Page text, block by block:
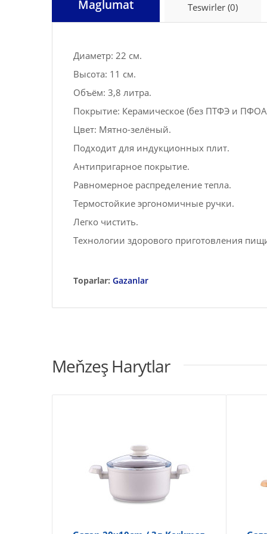
Maglumat Teswirler (0)
Диаметр: 22 см.
Высота: 11 см.
Объём: 3,8 литра.
Покрытие: Керамическое (без ПТФЭ и
Цвет: Мятно-зелёный.
Подходит для индукционных плит.
Антипригарное покрытие.
Равномерное распределение тепла.
Термостойкие эргономичные ручки.
Легко чистить.
Технологии здорового приготовления
Toparlar: Gazanlar
Meňzeş Harytlar